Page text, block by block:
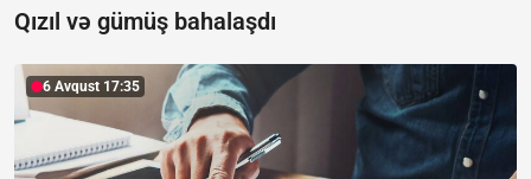
Qızıl və gümüş bahalaşdı
6 Avqust 17:35